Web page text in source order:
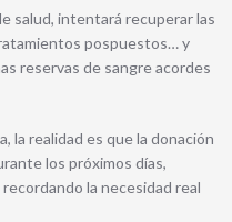
salud, intentará recuperar las
pospuestos… y
reservas de sangre acordes
la realidad es que la donación
los próximos días,
la necesidad real